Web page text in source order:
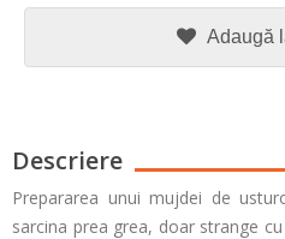
Adaugă
Descriere
Prepararea unui mujdei de
sarcina prea grea, doar strange